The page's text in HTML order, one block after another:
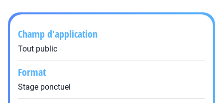
Champ d'application
Tout public
Format
Stage ponctuel